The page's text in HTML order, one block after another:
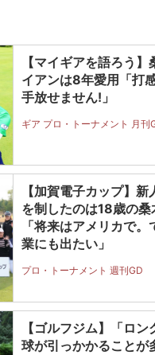
【マイギアを語ろう
イアンは8年愛用「打
手放せません!」
ギア プロ・トーナメント 月刊
【加賀電子カップ】
を制したのは18歳の桑
「将来はアメリカで
業にも出たい」
プロ・トーナメント 週刊GD
【ゴルフジム】「ロ
球が引っかかることが